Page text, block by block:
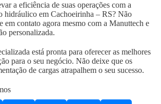
a eficiência de suas operações com a
hidráulico em Cachoeirinha – RS? Não
em contato agora mesmo com a Manuttech e
personalizada.
está pronta para oferecer as melhores
para o seu negócio. Não deixe que os
de cargas atrapalhem o seu sucesso.